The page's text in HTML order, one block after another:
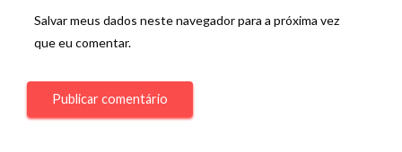
Salvar meus dados neste navegador para a próxima vez
que eu comentar.